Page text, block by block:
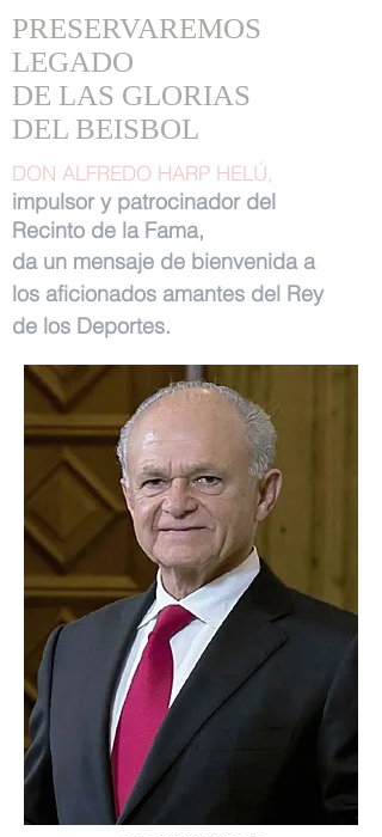
PRESERVAREMOS
LEGADO
DE LAS GLORIAS
DEL BEISBOL
DON ALFREDO HARP HELÚ,
impulsor y patrocinador del
Recinto de la Fama,
da un mensaje de bienvenida a
los aficionados amantes del Rey
de los Deportes.